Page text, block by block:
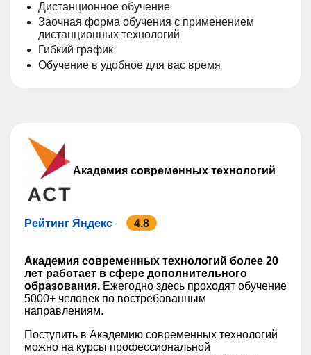
Дистанционное обучение
Заочная форма обучения с применением
дистанционных технологий
Гибкий график
Обучение в удобное для вас время
Академия современных технологий
Рейтинг Яндекс 4.8
Академия современных технологий более 20
лет работает в сфере дополнительного
образования. Ежегодно здесь проходят обучение
5000+ человек по востребованным
направлениям.
Поступить в Академию современных технологий
можно на курсы профессиональной